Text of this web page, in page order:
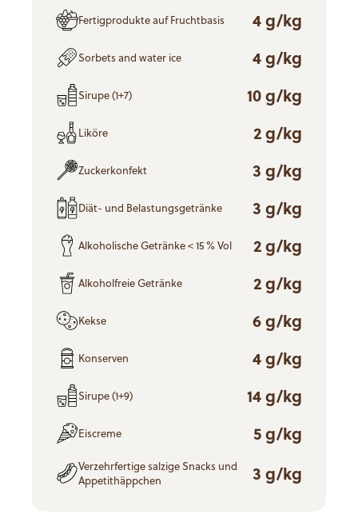
Fertigprodukte auf Fruchtbasis 4 g/kg
Sorbets and water ice 4 g/kg
Sirupe (1+7) 10 g/kg
Liköre 2 g/kg
Zuckerkonfekt 3 g/kg
Diät- und Belastungsgetränke 3 g/kg
Alkoholische Getränke < 15 % Vol 2 g/kg
Alkoholfreie Getränke 2 g/kg
Kekse 6 g/kg
Konserven 4 g/kg
Sirupe (1+9) 14 g/kg
Eiscreme 5 g/kg
Verzehrfertige salzige Snacks und
Appetithäppchen
3 g/kg